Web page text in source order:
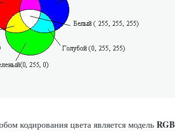
кодирования цвета является модельRGB